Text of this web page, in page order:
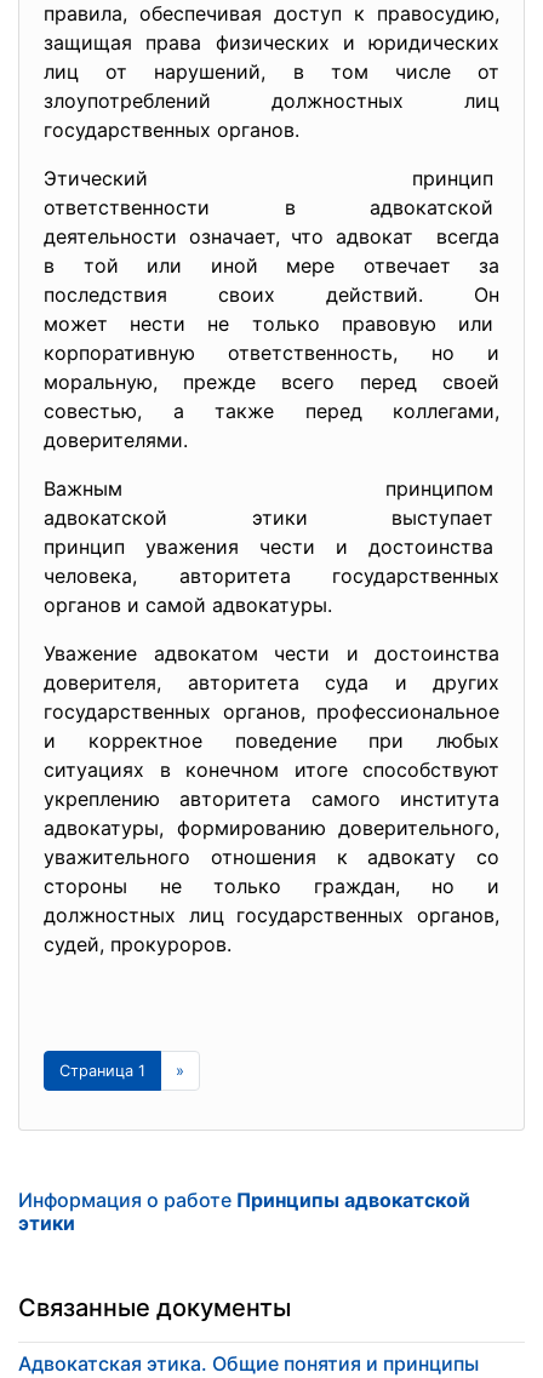
правила, обеспечивая доступ к правосудию,
защищая права физических и юридических
лиц от нарушений, в том числе от
злоупотреблений должностных лиц
государственных органов.
Этический принцип
ответственности в адвокатской
деятельности означает, что адвокат всегда
в той или иной мере отвечает за
последствия своих действий. Он
может нести не только правовую или
корпоративную ответственность, но и
моральную, прежде всего перед своей
совестью, а также перед коллегами,
доверителями.
Важным принципом
адвокатской этики выступает
принцип уважения чести и достоинства
человека, авторитета государственных
органов и самой адвокатуры.
Уважение адвокатом чести и достоинства
доверителя, авторитета суда и других
государственных органов, профессиональное
и корректное поведение при любых
ситуациях в конечном итоге способствуют
укреплению авторитета самого института
адвокатуры, формированию доверительного,
уважительного отношения к адвокату со
стороны не только граждан, но и
должностных лиц государственных органов,
судей, прокуроров.
Страница 1 »
Информация о работе Принципы адвокатской
этики
Связанные документы
Адвокатская этика. Общие понятия и принципы